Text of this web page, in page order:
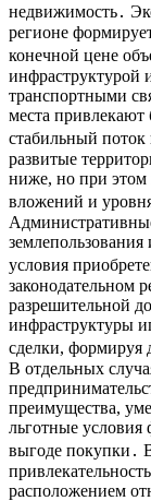
недвижимость․
регионе
конечной цене
инфраструктурой
транспортными
места привлекают
стабильный
развитые
ниже, но при этом
вложений и
условия
законодательном
разрешительной
инфраструктуры
сделки, формируя
В отдельных
преимущества,
льготные условия
выгоде покупки․
расположением